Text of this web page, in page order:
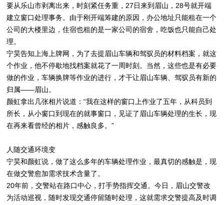
要从乐山市剥离出来，时刻紧任务重，27日来到眉山，28号就开端
建立窗口处理事务。由于刚开端筹建的原因，办公地址只能租在一个
公司的大楼里边，住宿也租的是一家公司的宿舍，吃饭也只能自己处
理。
宁昊告知上海上牌网，为了去提眉山车辆和驾驭员的材料档案，就这
个作业，他不停歇地找档案就花了一周时刻。当然，这些也是有必要
做的作业，车辆换牌等作业的进行，才干让眉山车辆、驾驭员有新的
归属——眉山。
颜虹拿出几张相片说道：“我在这样的窗口上作业了五年，从科员到
所长，从小窗口到现在的就事窗口，见证了眉山车辆处理的生长，现
在再来看曾经的相片，感触良多。”
人随交通环境变
宁昊和颜虹说，做了这么多年的车辆处理作业，最真切的感触是，现
在做交警愈加需求技术含量了。
20年前，交警站在路口中心，打手势指挥交通。今日，眉山交警改
为活动巡视，随时发现交通停留随时处理，这就需求交警提高及时调